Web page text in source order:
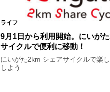
ライフ
9月1日から利用開始。にいが
サイクルで便利に移動！
にいがた2km シェアサイクルで楽
しよう